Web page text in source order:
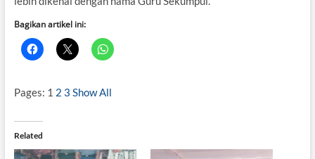
Bagikan artikel ini:
Pages: 1 2 3 Show All
Related